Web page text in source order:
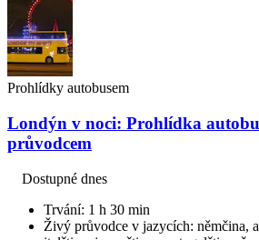
Prohlídky autobusem
Londýn v noci: Prohlídka
průvodcem
Dostupné dnes
Trvání: 1 h 30 min
Živý průvodce v jazycích: němčina,